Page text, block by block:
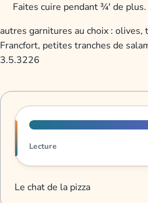
Faites cuire pendant ¾′ de plus.
autres garnitures au choix : olives,
Francfort, petites tranches de
3.5.3226
Progression de lecture
Lecture
Le chat de la pizza